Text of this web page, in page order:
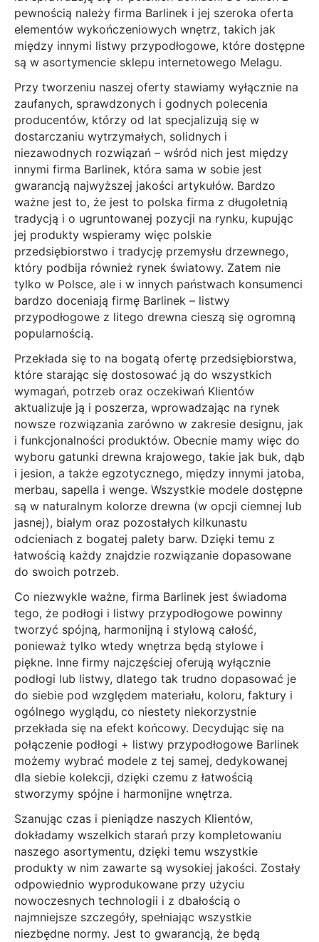
pewnością należy firma Barlinek i jej szeroka oferta
elementów wykończeniowych wnętrz, takich jak
między innymi listwy przypodłogowe, które dostępne
są w asortymencie sklepu internetowego Melagu.
Przy tworzeniu naszej oferty stawiamy wyłącznie na
zaufanych, sprawdzonych i godnych polecenia
producentów, którzy od lat specjalizują się w
dostarczaniu wytrzymałych, solidnych i
niezawodnych rozwiązań – wśród nich jest między
innymi firma Barlinek, która sama w sobie jest
gwarancją najwyższej jakości artykułów. Bardzo
ważne jest to, że jest to polska firma z długoletnią
tradycją i o ugruntowanej pozycji na rynku, kupując
jej produkty wspieramy więc polskie
przedsiębiorstwo i tradycję przemysłu drzewnego,
który podbija również rynek światowy. Zatem nie
tylko w Polsce, ale i w innych państwach konsumenci
bardzo doceniają firmę Barlinek – listwy
przypodłogowe z litego drewna cieszą się ogromną
popularnością.
Przekłada się to na bogatą ofertę przedsiębiorstwa,
które starając się dostosować ją do wszystkich
wymagań, potrzeb oraz oczekiwań Klientów
aktualizuje ją i poszerza, wprowadzając na rynek
nowsze rozwiązania zarówno w zakresie designu, jak
i funkcjonalności produktów. Obecnie mamy więc do
wyboru gatunki drewna krajowego, takie jak buk, dąb
i jesion, a także egzotycznego, między innymi jatoba,
merbau, sapella i wenge. Wszystkie modele dostępne
są w naturalnym kolorze drewna (w opcji ciemnej lub
jasnej), białym oraz pozostałych kilkunastu
odcieniach z bogatej palety barw. Dzięki temu z
łatwością każdy znajdzie rozwiązanie dopasowane
do swoich potrzeb.
Co niezwykle ważne, firma Barlinek jest świadoma
tego, że podłogi i listwy przypodłogowe powinny
tworzyć spójną, harmonijną i stylową całość,
ponieważ tylko wtedy wnętrza będą stylowe i
piękne. Inne firmy najczęściej oferują wyłącznie
podłogi lub listwy, dlatego tak trudno dopasować je
do siebie pod względem materiału, koloru, faktury i
ogólnego wyglądu, co niestety niekorzystnie
przekłada się na efekt końcowy. Decydując się na
połączenie podłogi + listwy przypodłogowe Barlinek
możemy wybrać modele z tej samej, dedykowanej
dla siebie kolekcji, dzięki czemu z łatwością
stworzymy spójne i harmonijne wnętrza.
Szanując czas i pieniądze naszych Klientów,
dokładamy wszelkich starań przy kompletowaniu
naszego asortymentu, dzięki temu wszystkie
produkty w nim zawarte są wysokiej jakości. Zostały
odpowiednio wyprodukowane przy użyciu
nowoczesnych technologii i z dbałością o
najmniejsze szczegóły, spełniając wszystkie
niezbędne normy. Jest to gwarancją, że będą